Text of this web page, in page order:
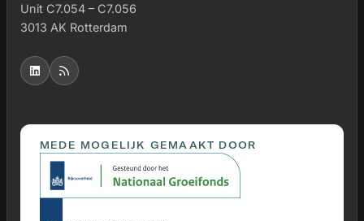
Unit C7.054 – C7.056
3013 AK Rotterdam
MEDE MOGELIJK GEMAAKT DOOR